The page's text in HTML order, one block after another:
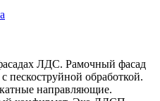
ЛДС. Рамочный фасад
пескоструйной обработкой.
направляющие.